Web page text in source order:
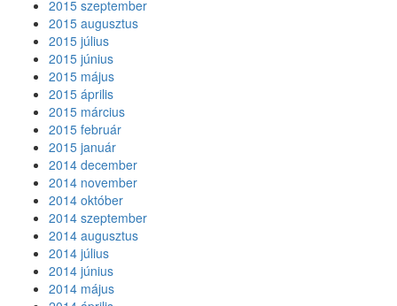
2015 szeptember
2015 augusztus
2015 július
2015 június
2015 május
2015 április
2015 március
2015 február
2015 január
2014 december
2014 november
2014 október
2014 szeptember
2014 augusztus
2014 július
2014 június
2014 május